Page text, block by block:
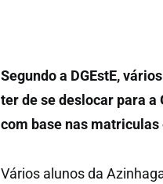
Segundo a DGEstE,
ter de se deslocar para
com base nas
Vários alunos da